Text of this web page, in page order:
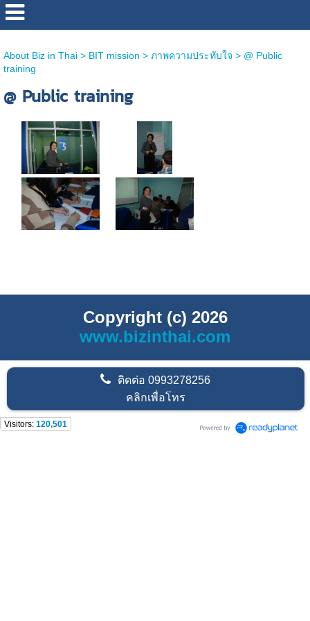
http://www.bizinthai.com/
About Biz in Thai> BIT mission > ภาพความประทับใจ > @ Public
training
@ Public training
Copyright (c) 2026
www.bizinthai.com
ติดต่อ0993278256
คลิกเพื่อโทร
Visitors: 120,501